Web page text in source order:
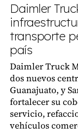
Daimler
transporte
país
Daimler Truck
dos nuevos
Guanajuato, y
fortalecer su
servicio,
vehículos